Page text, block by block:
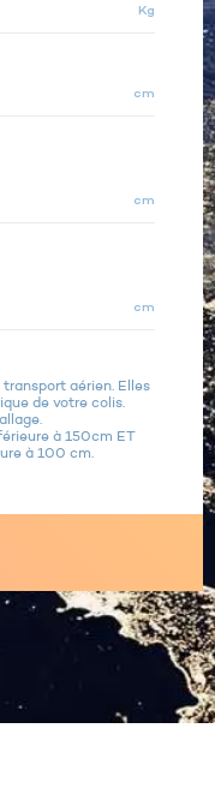
Kg
cm
cm
cm
aérien. Elles
de votre colis.
à 150cm ET
à 100 cm.